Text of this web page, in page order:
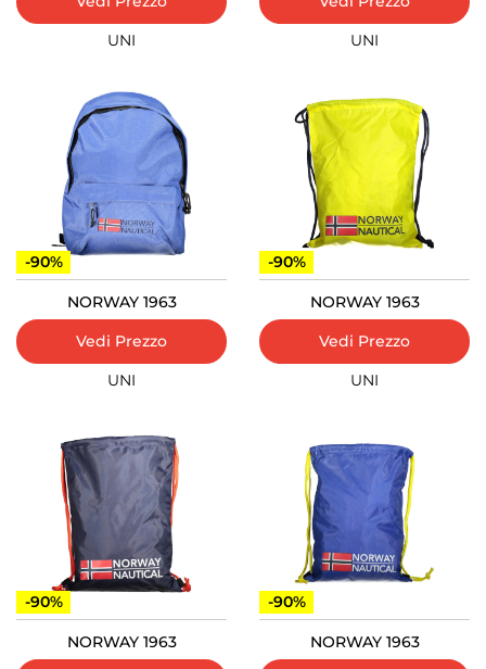
UNI
UNI
-90%
NORWAY 1963
Vedi Prezzo
UNI
-90%
NORWAY 1963
Vedi Prezzo
UNI
-90%
NORWAY 1963
-90%
NORWAY 1963